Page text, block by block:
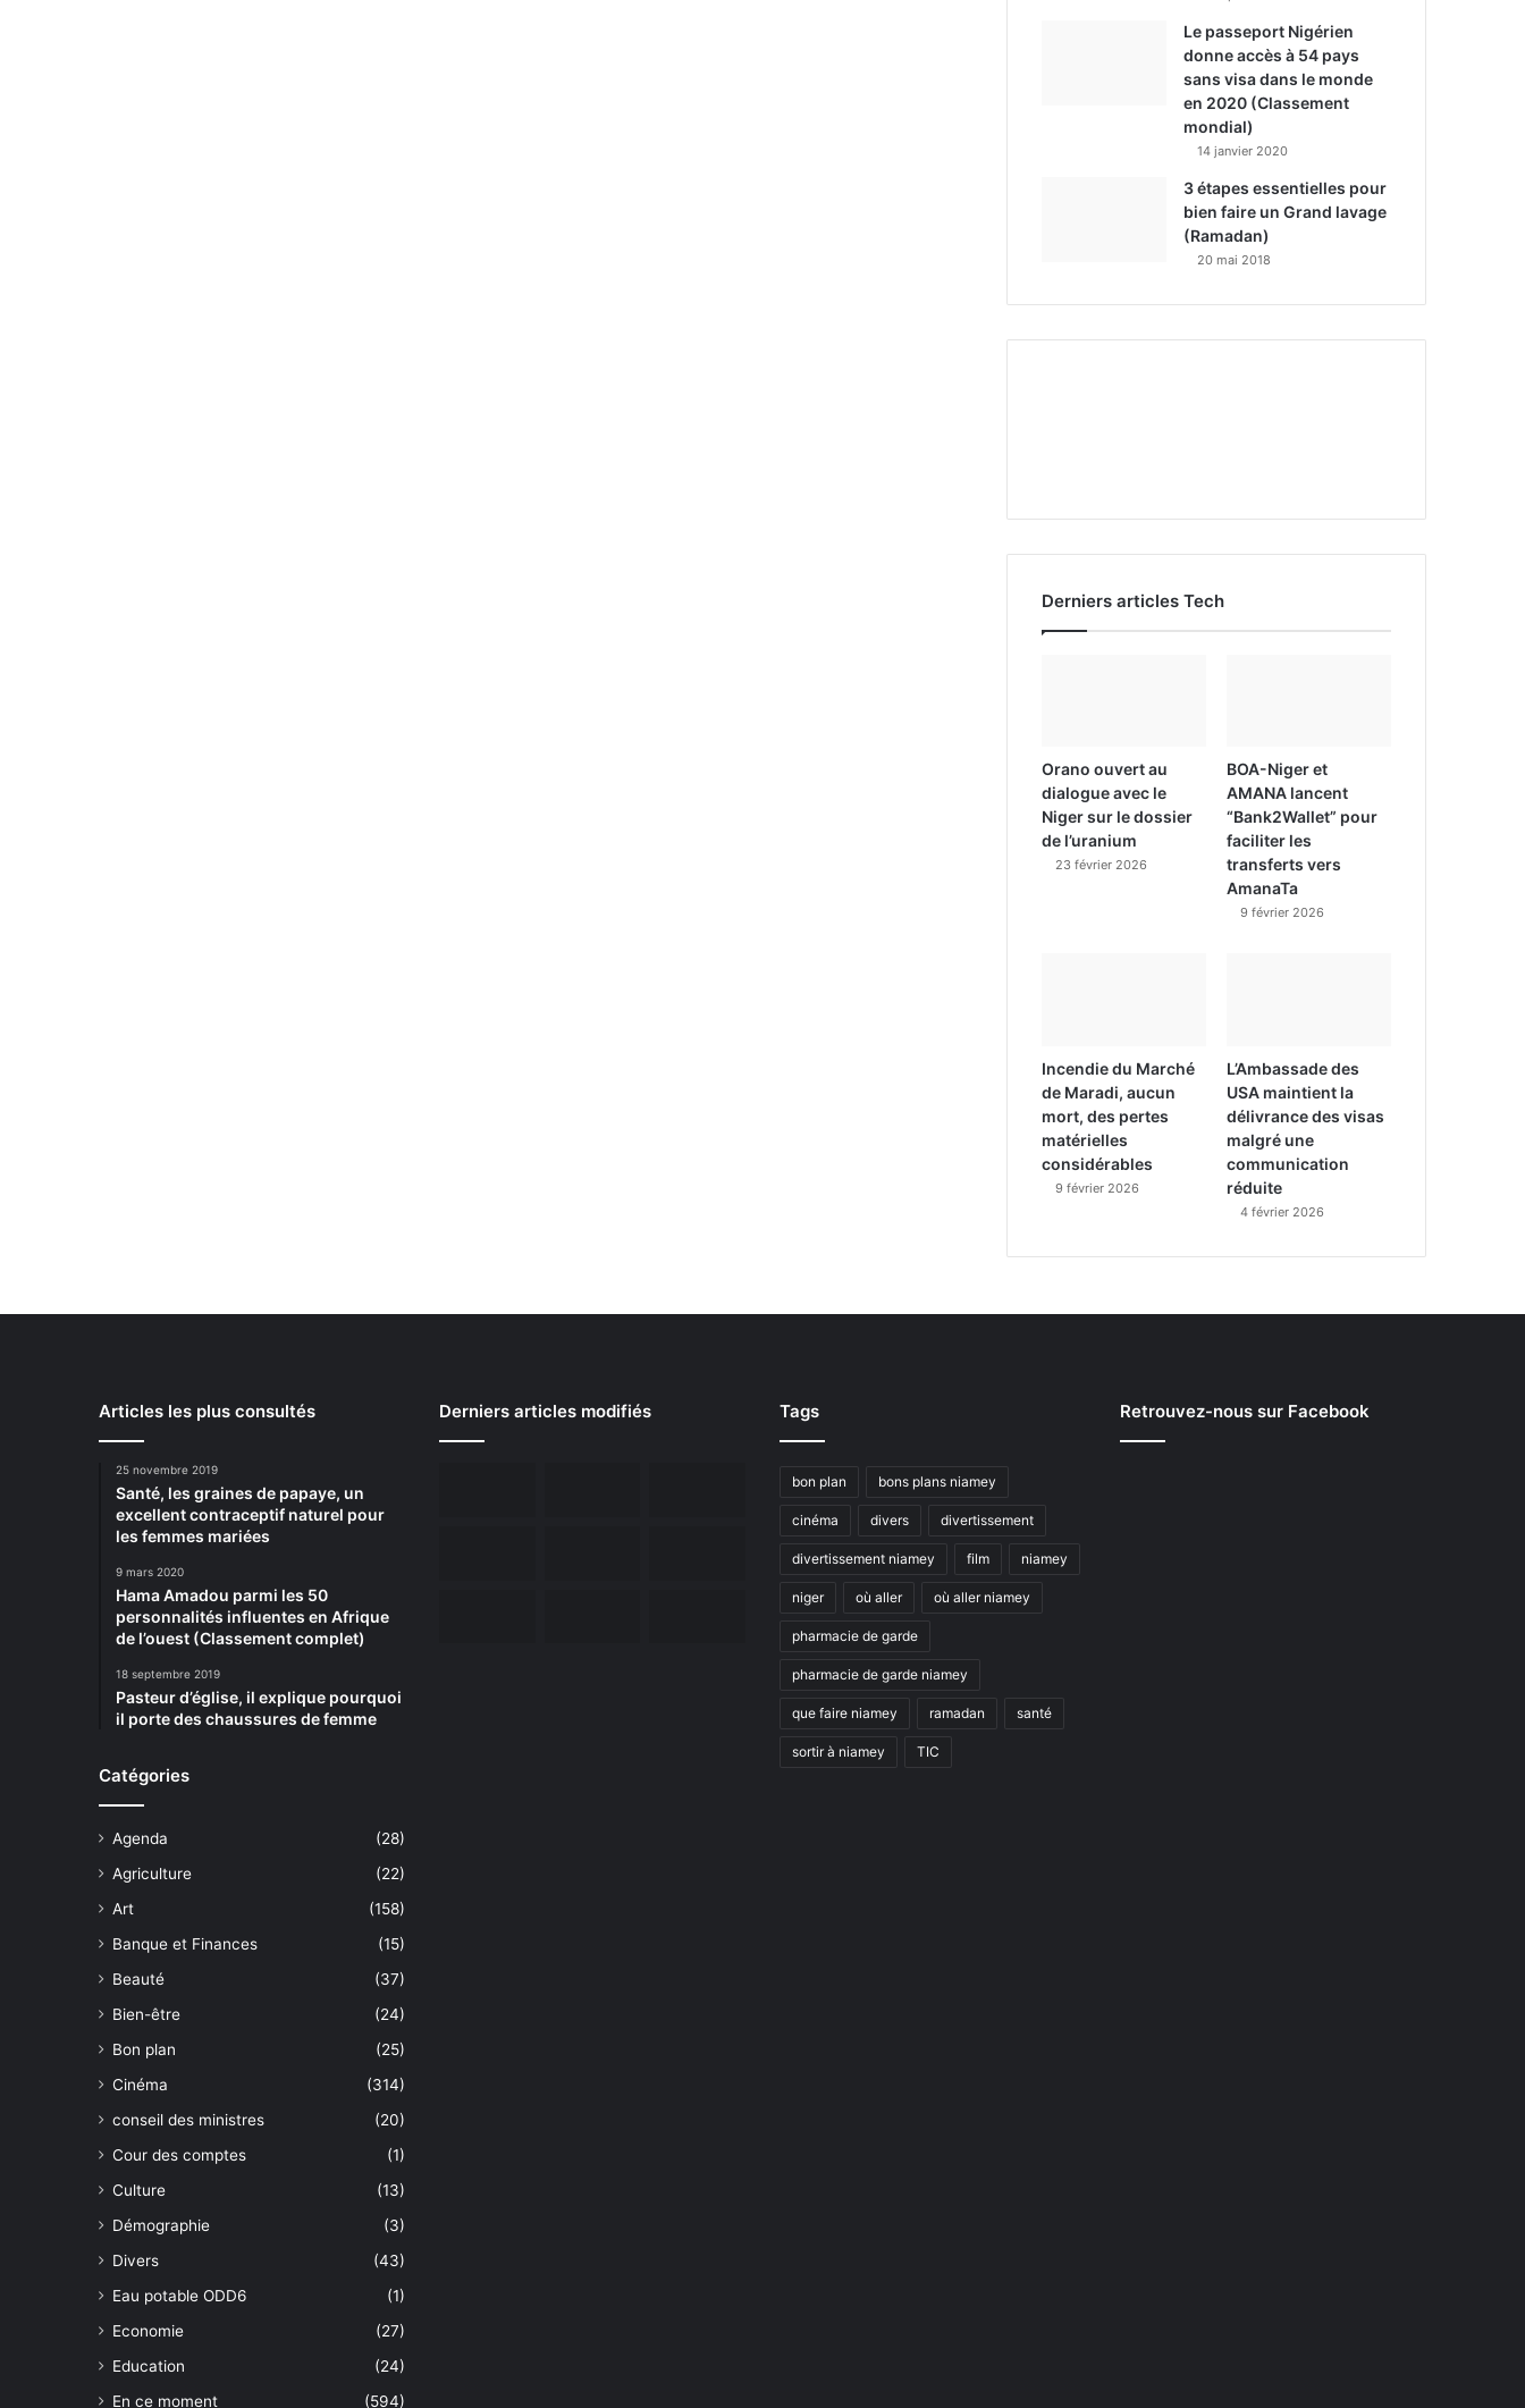
Le passeport Nigérien
donne accès à 54 pays
sans visa dans le monde
en 2020 (Classement
mondial)
14 janvier 2020
3 étapes essentielles pour
bien faire un Grand lavage
(Ramadan)
20 mai 2018
Derniers articles Tech
Orano ouvert au
dialogue avec le
Niger sur le dossier
de l’uranium
23 février 2026
BOA-Niger et
AMANA lancent
“Bank2Wallet” pour
faciliter les
transferts vers
AmanaTa
9 février 2026
Incendie du Marché
de Maradi, aucun
mort, des pertes
matérielles
considérables
9 février 2026
L’Ambassade des
USA maintient la
délivrance des visas
malgré une
communication
réduite
4 février 2026
Articles les plus consultés
25 novembre 2019
Santé, les graines de papaye, un
excellent contraceptif naturel pour
les femmes mariées
9 mars 2020
Hama Amadou parmi les 50
personnalités influentes en Afrique
de l’ouest (Classement complet)
18 septembre 2019
Pasteur d’église, il explique pourquoi
il porte des chaussures de femme
Catégories
Agenda
(28)
Agriculture
(22)
Art
(158)
Banque et Finances
(15)
Beauté
(37)
Bien-être
(24)
Bon plan
(25)
Cinéma
(314)
conseil des ministres
(20)
Cour des comptes
(1)
Culture
(13)
Démographie
(3)
Divers
(43)
Eau potable ODD6
(1)
Economie
(27)
Education
(24)
En ce moment
(594)
Derniers articles modifiés Tags
bon plan bons plans niamey
cinéma divers divertissement
divertissement niamey film niamey
niger où aller où aller niamey
pharmacie de garde
pharmacie de garde niamey
que faire niamey ramadan santé
sortir à niamey TIC
Retrouvez-nous sur Facebook